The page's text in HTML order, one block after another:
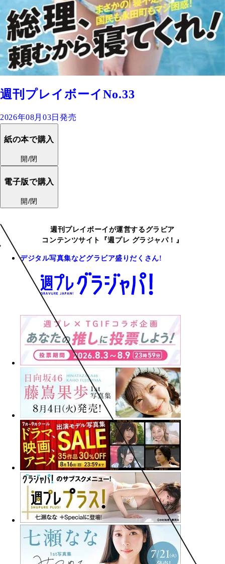
週刊プレイボーイNo.33
2026年08月03日発売
紙の本で購入
開/閉
電子版で購入
開/閉
週刊プレイボーイが運営するグラビア
コンテンツサイト『週プレ グラジャパ！』
デジタル写真集などグラビア盛りだくさん!